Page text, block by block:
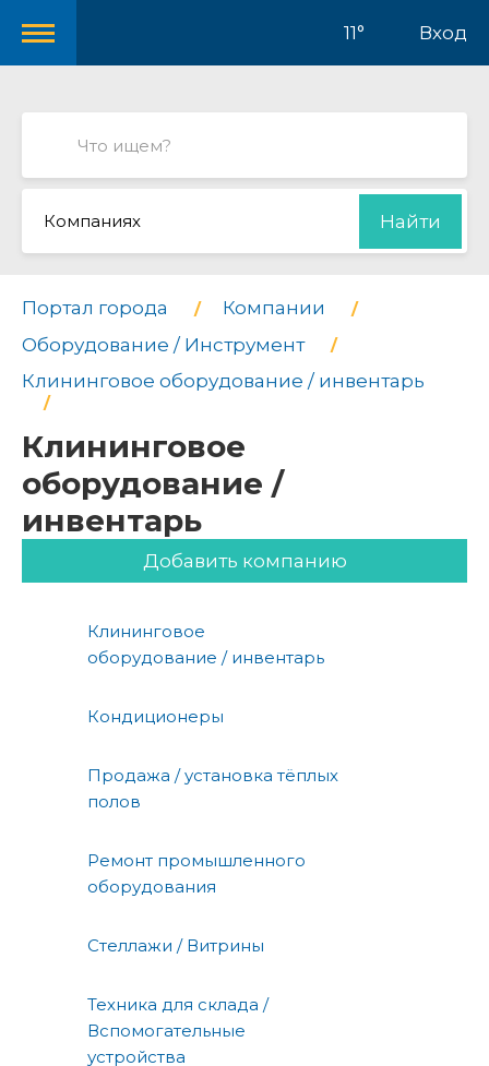
11° Вход
Компаниях Найти
Портал города
Компании
Оборудование / Инструмент
Клининговое оборудование / инвентарь
Клининговое
оборудование /
инвентарь
Добавить компанию
Клининговое
оборудование / инвентарь
Кондиционеры
Продажа / установка тёплых
полов
Ремонт промышленного
оборудования
Стеллажи / Витрины
Техника для склада /
Вспомогательные
устройства